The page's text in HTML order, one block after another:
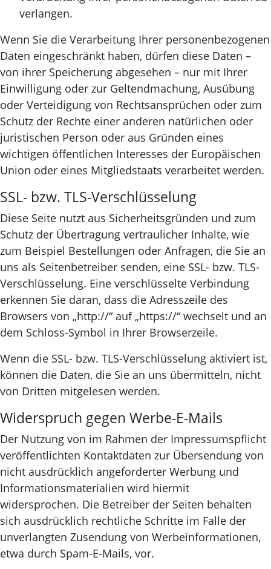
verlangen.
Wenn Sie die Verarbeitung Ihrer personenbezogenen
Daten eingeschränkt haben, dürfen diese Daten –
von ihrer Speicherung abgesehen – nur mit Ihrer
Einwilligung oder zur Geltendmachung, Ausübung
oder Verteidigung von Rechtsansprüchen oder zum
Schutz der Rechte einer anderen natürlichen oder
juristischen Person oder aus Gründen eines
wichtigen öffentlichen Interesses der Europäischen
Union oder eines Mitgliedstaats verarbeitet werden.
SSL- bzw. TLS-Verschlüsselung
Diese Seite nutzt aus Sicherheitsgründen und zum
Schutz der Übertragung vertraulicher Inhalte, wie
zum Beispiel Bestellungen oder Anfragen, die Sie an
uns als Seitenbetreiber senden, eine SSL- bzw. TLS-
Verschlüsselung. Eine verschlüsselte Verbindung
erkennen Sie daran, dass die Adresszeile des
Browsers von „http://“ auf „https://“ wechselt und an
dem Schloss-Symbol in Ihrer Browserzeile.
Wenn die SSL- bzw. TLS-Verschlüsselung aktiviert ist,
können die Daten, die Sie an uns übermitteln, nicht
von Dritten mitgelesen werden.
Widerspruch gegen Werbe-E-Mails
Der Nutzung von im Rahmen der Impressumspflicht
veröffentlichten Kontaktdaten zur Übersendung von
nicht ausdrücklich angeforderter Werbung und
Informationsmaterialien wird hiermit
widersprochen. Die Betreiber der Seiten behalten
sich ausdrücklich rechtliche Schritte im Falle der
unverlangten Zusendung von Werbeinformationen,
etwa durch Spam-E-Mails, vor.